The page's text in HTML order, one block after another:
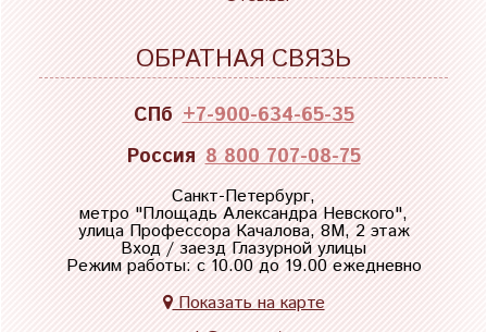
ОБРАТНАЯ СВЯЗЬ
СПб +7-900-634-65-35
Россия 8 800 707-08-75
Санкт-Петербург,
метро "Площадь Александра Невского",
улица Профессора Качалова, 8М, 2 этаж
Вход / заезд Глазурной улицы
Режим работы: с 10.00 до 19.00 ежедневно
Показать на карте